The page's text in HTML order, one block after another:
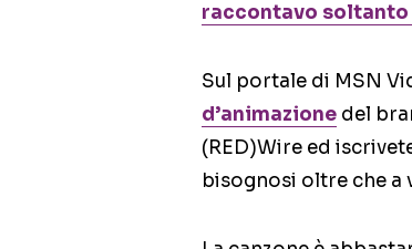
raccontavo
Sul portale di MSN
d’animazione del
(RED)Wire ed
bisognosi oltre che a